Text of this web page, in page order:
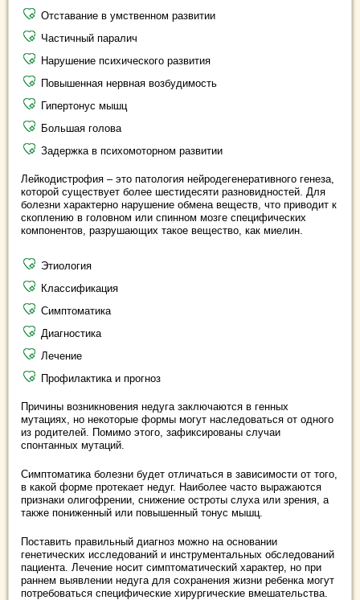
Отставание в умственном развитии
Частичный паралич
Нарушение психического развития
Повышенная нервная возбудимость
Гипертонус мышц
Большая голова
Задержка в психомоторном развитии
Лейкодистрофия – это патология нейродегенеративного генеза,
которой существует более шестидесяти разновидностей. Для
болезни характерно нарушение обмена веществ, что приводит к
скоплению в головном или спинном мозге специфических
компонентов, разрушающих такое вещество, как миелин.
Этиология
Классификация
Симптоматика
Диагностика
Лечение
Профилактика и прогноз
Причины возникновения недуга заключаются в генных
мутациях, но некоторые формы могут наследоваться от одного
из родителей. Помимо этого, зафиксированы случаи
спонтанных мутаций.
Симптоматика болезни будет отличаться в зависимости от того,
в какой форме протекает недуг. Наиболее часто выражаются
признаки олигофрении, снижение остроты слуха или зрения, а
также пониженный или повышенный тонус мышц.
Поставить правильный диагноз можно на основании
генетических исследований и инструментальных обследований
пациента. Лечение носит симптоматический характер, но при
раннем выявлении недуга для сохранения жизни ребенка могут
потребоваться специфические хирургические вмешательства.